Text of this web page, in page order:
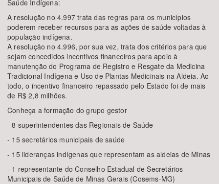
Saúde Indígena:
A resolução no 4.997 trata das regras para os municípios
poderem receber recursos para as ações de saúde voltadas à
população indígena.
A resolução no 4.996, por sua vez, trata dos critérios para que
sejam concedidos incentivos financeiros para apoio à
manutenção do Programa de Registro e Resgate da Medicina
Tradicional Indígena e Uso de Plantas Medicinais na Aldeia. Ao
todo, o incentivo financeiro repassado pelo Estado foi de mais
de R$ 2,8 milhões.
Conheça a formação do grupo gestor
- 8 superintendentes das Regionais de Saúde
- 15 secretários municipais de saúde
- 15 lideranças indígenas que representam as aldeias de Minas
- 1 representante do Conselho Estadual de Secretários
Municipais de Saúde de Minas Gerais (Cosems-MG)